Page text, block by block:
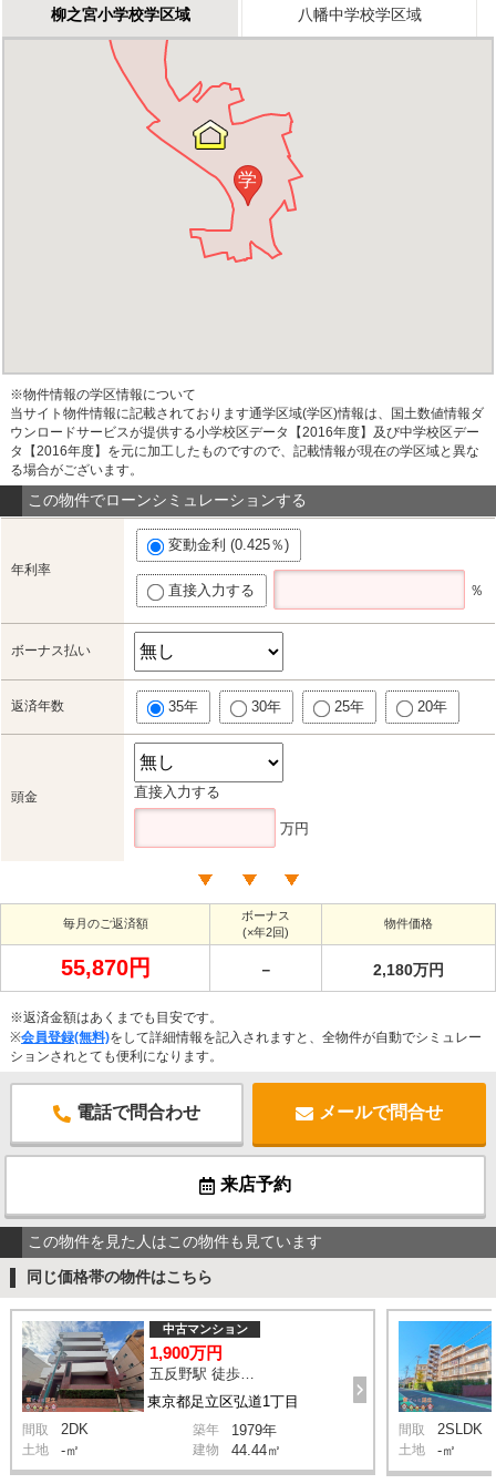
柳之宮小学校学区域 八幡中学校学区域
学
※物件情報の学区情報について
当サイト物件情報に記載されております通学区域(学区)情報は、国土数値情報ダ
ウンロードサービスが提供する小学校区データ【2016年度】及び中学校区デー
タ【2016年度】を元に加工したものですので、記載情報が現在の学区域と異な
る場合がございます。
この物件でローンシミュレーションする
年利率
変動金利 (0.425％)
直接入力する ％
ボーナス払い
返済年数 35年 30年 25年 20年
頭金 直接入力する
万円
毎月のご返済額
ボーナス
(×年2回)
物件価格
55,870円 － 2,180万円
※返済金額はあくまでも目安です。
※会員登録(無料)をして詳細情報を記入されますと、全物件が自動でシミュレー
ションされとても便利になります。
電話で問合わせ メールで問合せ
来店予約
この物件を見た人はこの物件も見ています
同じ価格帯の物件はこちら
東京都足立区弘道1丁目
中古マンション
1,900万円
間取 2DK 築年 1979年
土地 -㎡ 建物 44.44㎡
間取 2SLDK
土地 -㎡